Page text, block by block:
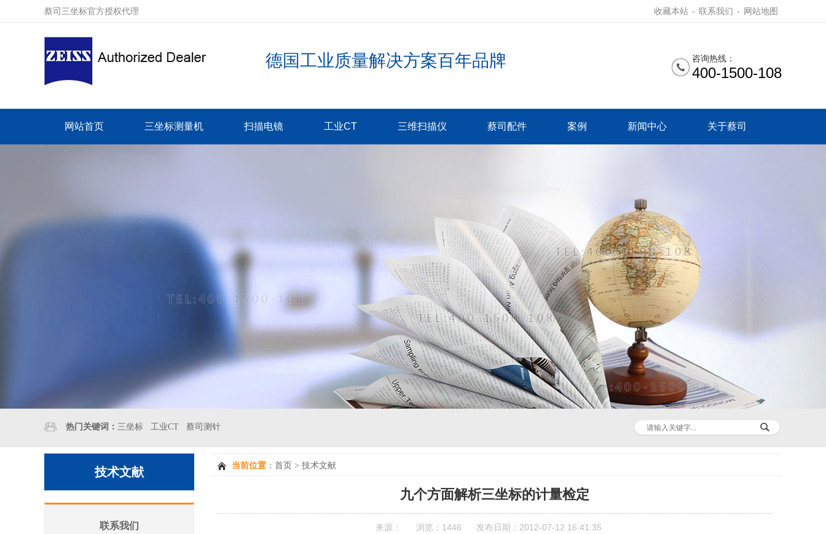
收藏本站 - 联系我们 - 网站地图
蔡司三坐标官方授权代理
咨询热线：
400-1500-108
德国工业质量解决方案百年品牌
网站首页 三坐标测量机 扫描电镜 工业CT 三维扫描仪 蔡司配件 案例 新闻中心 关于蔡司
热门关键词： 三坐标 工业CT 蔡司测针
技术文献
联系我们
当前位置 ： 首页 > 技术文献
九个方面解析三坐标的计量检定
来源： 浏览： 1446 发布日期：2012-07-12 16:41:35